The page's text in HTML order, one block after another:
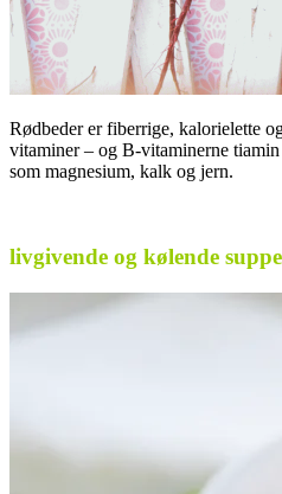
Rødbeder er fiberrige, kalorielette
vitaminer – og B-vitaminerne
som magnesium, kalk og jern.
livgivende og kølende suppe